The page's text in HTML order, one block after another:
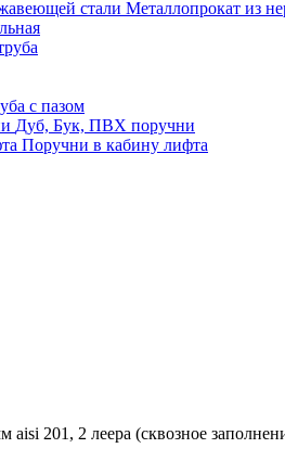
Металлопрокат из
с пазом
Дуб, Бук, ПВХ поручни
Поручни в кабину лифта
201, 2 леера (сквозное